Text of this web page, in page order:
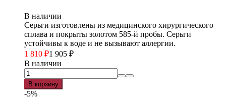
В наличии
Серьги изготовлены из медицинского хирургического
сплава и покрыты золотом 585-й пробы. Серьги
устойчивы к воде и не вызывают аллергии.
1 810 ₽1 905 ₽
В наличии
В корзину
-5%